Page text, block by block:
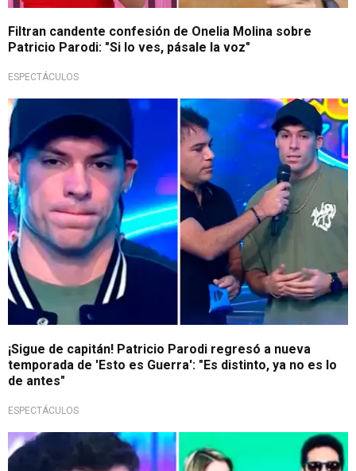
Filtran candente confesión de Onelia Molina sobre
Patricio Parodi: "Si lo ves, pásale la voz"
ESPECTÁCULOS
¡Sigue de capitán! Patricio Parodi regresó a nueva
temporada de 'Esto es Guerra': "Es distinto, ya no es lo
de antes"
ESPECTÁCULOS
¡Fuerte y claro!